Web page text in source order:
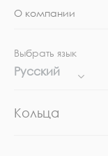
О компании
Выбрать язык
Русский
Кольца